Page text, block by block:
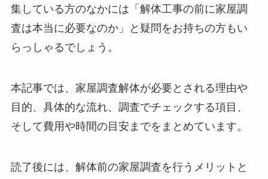
集している方のなかには「解体工事の前に家屋調
査は本当に必要なのか」と疑問をお持ちの方もい
らっしゃるでしょう。
本記事では、家屋調査解体が必要とされる理由や
目的、具体的な流れ、調査でチェックする項目、
そして費用や時間の目安までをまとめています。
読了後には、解体前の家屋調査を行うメリットと